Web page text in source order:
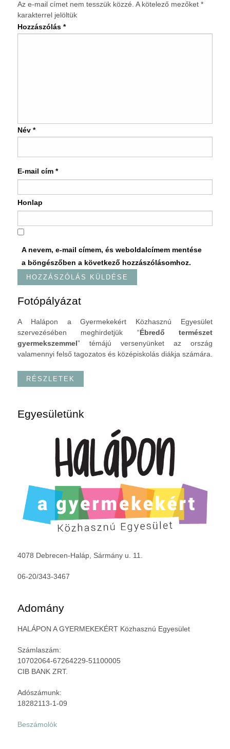
Az e-mail címet nem tesszük közzé. A kötelező mezőket *
karakterrel jelöltük
Hozzászólás *
Név *
E-mail cím *
Honlap
A nevem, e-mail címem, és weboldalcímem mentése
a böngészőben a következő hozzászólásomhoz.
Fotópályázat
A Halápon a Gyermekekért Közhasznú Egyesület
szervezésében meghirdetjük “Ébredő természet
gyermekszemmel” témájú versenyünket az ország
valamennyi felső tagozatos és középiskolás diákja számára.
RÉSZLETEK
Egyesületünk
4078 Debrecen-Haláp, Sármány u. 11.
06-20/343-3467
Adomány
HALÁPON A GYERMEKEKÉRT Közhasznú Egyesület
Számlaszám:
10702064-67264229-51100005
CIB BANK ZRT.
Adószámunk:
18282113-1-09
Beszámolók